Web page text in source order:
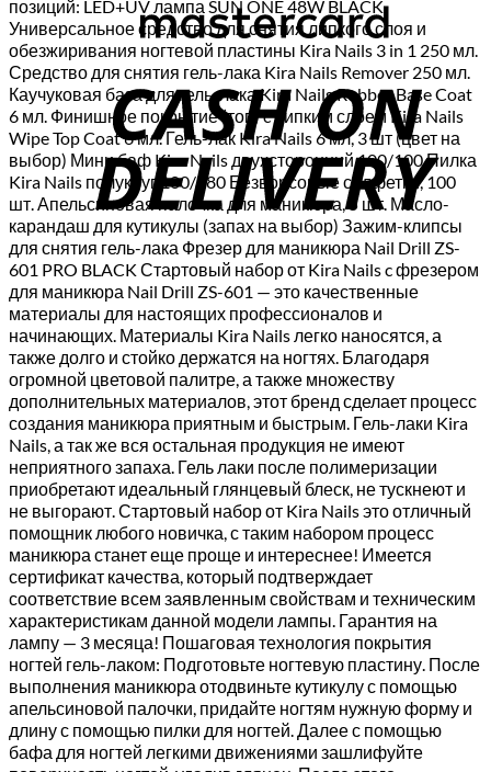
позиций: LED+UV лампа SUN ONE 48W BLACK
Универсальное средство для снятия липкого слоя и
обезжиривания ногтевой пластины Kira Nails 3 in 1 250 мл.
Средство для снятия гель-лака Kira Nails Remover 250 мл.
Каучуковая база для гель-лака Kira Nails Rubber Base Coat
6 мл. Финишное покрытие (топ) c липким слоем Kira Nails
Wipe Top Coat 6 мл. Гель-лак Kira Nails 6 мл, 3 шт (цвет на
выбор) Мини баф Kira Nails двухсторонний 100/100 Пилка
Kira Nails полукруг 100/180 Безворсовые салфетки, 100
шт. Апельсиновая палочка для маникюра, 5 шт. Масло-
карандаш для кутикулы (запах на выбор) Зажим-клипсы
для снятия гель-лака Фрезер для маникюра Nail Drill ZS-
601 PRO BLACK Стартовый набор от Kira Nails c фрезером
для маникюра Nail Drill ZS-601 — это качественные
материалы для настоящих профессионалов и
начинающих. Материалы Kira Nails легко наносятся, а
также долго и стойко держатся на ногтях. Благодаря
огромной цветовой палитре, а также множеству
дополнительных материалов, этот бренд сделает процесс
создания маникюра приятным и быстрым. Гель-лаки Kira
Nails, а так же вся остальная продукция не имеют
неприятного запаха. Гель лаки после полимеризации
приобретают идеальный глянцевый блеск, не тускнеют и
не выгорают. Стартовый набор от Kira Nails это отличный
помощник любого новичка, с таким набором процесс
маникюра станет еще проще и интереснее! Имеется
сертификат качества, который подтверждает
соответствие всем заявленным свойствам и техническим
характеристикам данной модели лампы. Гарантия на
лампу — 3 месяца! Пошаговая технология покрытия
ногтей гель-лаком: Подготовьте ногтевую пластину. После
выполнения маникюра отодвиньте кутикулу с помощью
апельсиновой палочки, придайте ногтям нужную форму и
длину с помощью пилки для ногтей. Далее с помощью
бафа для ногтей легкими движениями зашлифуйте